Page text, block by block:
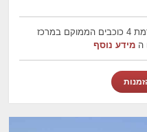
מלון לאונרדו פלאזה נתניה הינו מלון ברמת 4 כוכבים הממוקם במרכז
המידע נוסף